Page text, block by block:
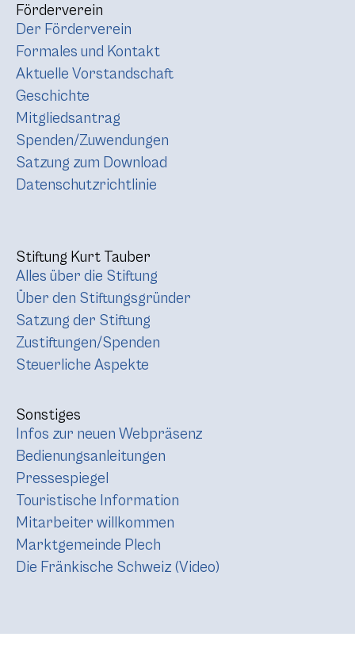
Förderverein
Der Förderverein
Formales und Kontakt
Aktuelle Vorstandschaft
Geschichte
Mitgliedsantrag
Spenden/Zuwendungen
Satzung zum Download
Datenschutzrichtlinie
Stiftung Kurt Tauber
Alles über die Stiftung
Über den Stiftungsgründer
Satzung der Stiftung
Zustiftungen/Spenden
Steuerliche Aspekte
Sonstiges
Infos zur neuen Webpräsenz
Bedienungsanleitungen
Pressespiegel
Touristische Information
Mitarbeiter willkommen
Marktgemeinde Plech
Die Fränkische Schweiz (Video)